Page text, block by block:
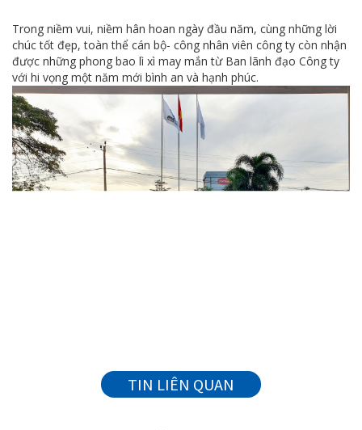
Trong niềm vui, niềm hân hoan ngày đầu năm, cùng những lời
chúc tốt đẹp, toàn thể cán bộ- công nhân viên công ty còn nhận
được những phong bao lì xì may mắn từ Ban lãnh đạo Công ty
với hi vọng một năm mới bình an và hạnh phúc.
TIN LIÊN QUAN